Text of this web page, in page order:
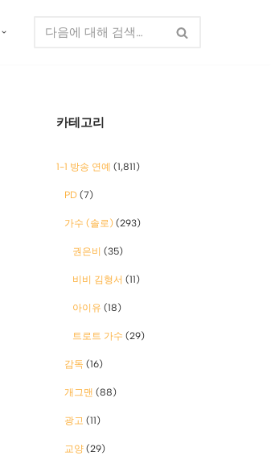
카테고리
1-1 방송 연예 (1,811)
PD (7)
가수 (솔로) (293)
권은비 (35)
비비 김형서 (11)
아이유 (18)
트로트 가수 (29)
감독 (16)
개그맨 (88)
광고 (11)
교양 (29)